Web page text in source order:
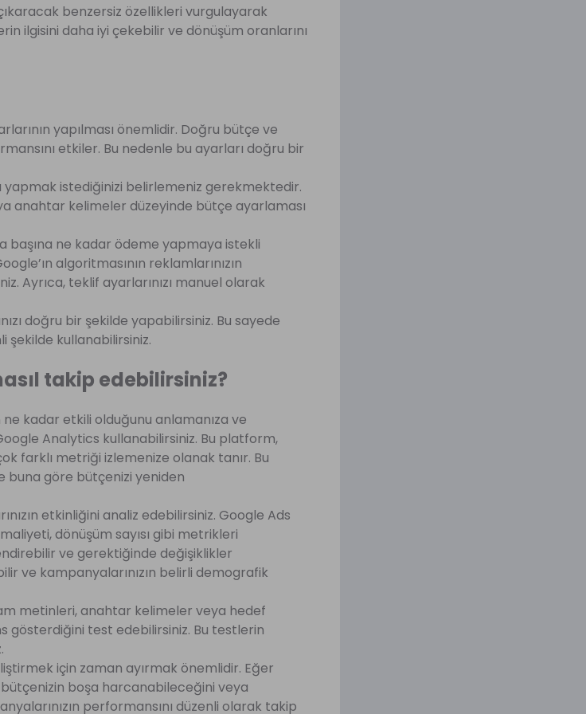
benzersiz özellikleri vurgulayarak
ilgisini daha iyi çekebilir ve dönüşüm oranlarını
yapılması önemlidir. Doğru bütçe ve
etkiler. Bu nedenle bu ayarları doğru bir
yapmak istediğinizi belirlemeniz gerekmektedir.
anahtar kelimeler düzeyinde bütçe ayarlaması
başına ne kadar ödeme yapmaya istekli
algoritmasının reklamlarınızın
Ayrıca, teklif ayarlarınızı manuel olarak
doğru bir şekilde yapabilirsiniz. Bu sayede
şekilde kullanabilirsiniz.
takip edebilirsiniz?
kadar etkili olduğunu anlamanıza ve
Analytics kullanabilirsiniz. Bu platform,
farklı metriği izlemenize olanak tanır. Bu
buna göre bütçenizi yeniden
etkinliğini analiz edebilirsiniz. Google Ads
dönüşüm sayısı gibi metrikleri
ve gerektiğinde değişiklikler
ve kampanyalarınızın belirli demografik
metinleri, anahtar kelimeler veya hedef
gösterdiğini test edebilirsiniz. Bu testlerin
için zaman ayırmak önemlidir. Eğer
boşa harcanabileceğini veya
performansını düzenli olarak takip